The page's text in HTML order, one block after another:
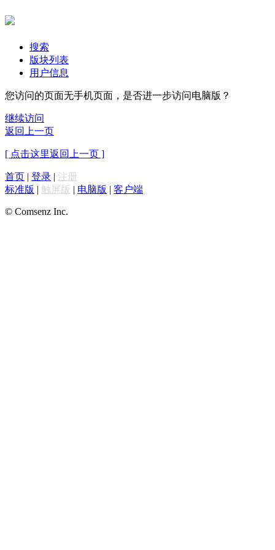
搜索
版块列表
用户信息
您访问的页面无手机页面，是否进一步访问电脑版？
继续访问
返回上一页
[ 点击这里返回上一页 ]
首页 | 登录 | 注册
标准版 | 触屏版 | 电脑版 | 客户端
© Comsenz Inc.